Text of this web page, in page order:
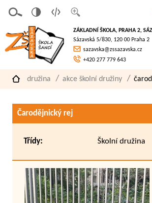
písmo
á
verze
pro
slaboz
raké
ZÁKLADNÍ ŠKOLA, PRAHA 2,
Sázavská 5/830, 120 00 Praha 2
sazavska@zssazavska.cz
+420 277 779 643
družina akce školní družiny
Čarodějnický rej
Třídy: Školní družina